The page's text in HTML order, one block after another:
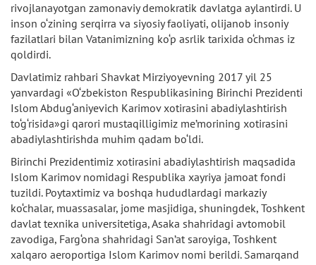
rivojlanayotgan zamonaviy demokratik davlatga aylantirdi. U
inson o‘zining serqirra va siyosiy faoliyati, olijanob insoniy
fazilatlari bilan Vatanimizning ko‘p asrlik tarixida o‘chmas iz
qoldirdi.
Davlatimiz rahbari Shavkat Mirziyoyevning 2017 yil 25
yanvardagi «O‘zbekiston Respublikasining Birinchi Prezidenti
Islom Abdug‘aniyevich Karimov xotirasini abadiylashtirish
to‘g‘risida»gi qarori mustaqilligimiz me’morining xotirasini
abadiylashtirishda muhim qadam bo‘ldi.
Birinchi Prezidentimiz xotirasini abadiylashtirish maqsadida
Islom Karimov nomidagi Respublika xayriya jamoat fondi
tuzildi. Poytaxtimiz va boshqa hududlardagi markaziy
ko‘chalar, muassasalar, jome masjidiga, shuningdek, Toshkent
davlat texnika universitetiga, Asaka shahridagi avtomobil
zavodiga, Farg‘ona shahridagi San’at saroyiga, Toshkent
xalqaro aeroportiga Islom Karimov nomi berildi. Samarqand